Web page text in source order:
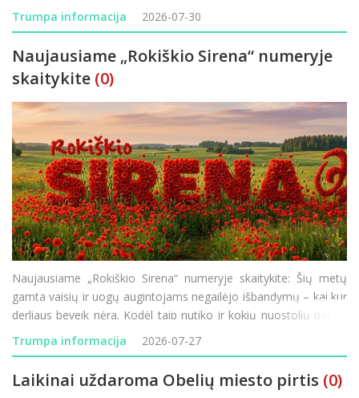
kviečiami atsakyti į klausimus apie savo lūkesčius, finansinę
padėtį ir vartojimo planus. Tyrimo rezultatai padeda
Trumpa informacija 2026-07-30
Naujausiame „Rokiškio Sirena“ numeryje
skaitykite (0)
Naujausiame „Rokiškio Sirena“ numeryje skaitykite: Šių metų
gamta vaisių ir uogų augintojams negailėjo išbandymų – kai kur
derliaus beveik nėra. Kodėl taip nutiko ir kokių nuostolių patyrė
Rokiškio krašto ūkininkai? Minint 85-ąsias Holokausto
Trumpa informacija 2026-07-27
Laikinai uždaroma Obelių miesto pirtis (0)